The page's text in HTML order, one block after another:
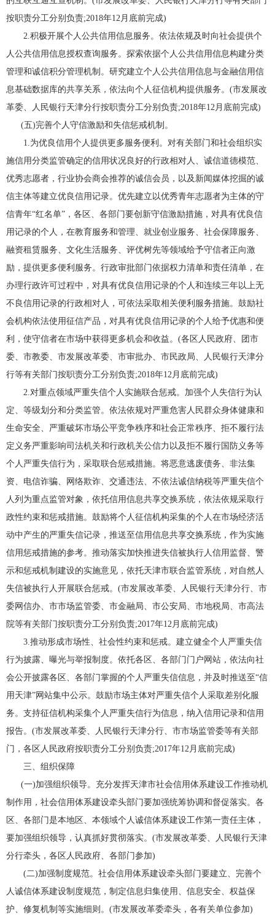
按职责分工分别负责;2018年12月底前完成)
2.积极开展个人公共信用信息服务。依法依规及时向社会提供个
人公共信用信息授权查询服务。探索依据个人公共信用信息构建分类
管理和诚信积分管理机制。研究建立个人公共信用信息与金融信用信
息基础数据库的共享关系，依法向个人征信机构提供服务。(市发展改
革委、人民银行天津分行按职责分工分别负责;2018年12月底前完成)
(五)完善个人守信激励和失信惩戒机制。
1.为优良信用个人提供更多服务便利。对有关部门和社会组织实
施信用分类监管确定的信用状况良好的行政相对人、诚信道德模范、
优秀志愿者，行业协会商会推荐的诚信会员，以及新闻媒体挖掘的诚
信主体等建立优良信用记录。优先建立以优秀青年志愿者为主体的守
信青年“红名单”，各区、各部门要创新守信激励措施，对具有优良信
用记录的个人，在教育服务和管理、就业创业服务、社会保障服务、
融资租赁服务、文化生活服务、评优树先等领域给予守信者正向激
励，提供更多便利服务。行政审批部门依据权力清单和责任清单，在
办理行政许可过程中，对具有优良信用记录的个人和连续三年以上无
不良信用记录的行政相对人，可依法采取相关便利服务措施。鼓励社
会机构依法使用征信产品，对具有优良信用记录的个人给予优惠和便
利，使守信者在市场中获得更多机会和收益。(各区人民政府、团市
委、市教委、市发展改革委、市审批办、市民政局、人民银行天津分
行等有关部门按职责分工分别负责;2018年12月底前完成)
2.对重点领域严重失信个人实施联合惩戒。加强个人失信行为认
定、等级划分和分类监管。依法依规对严重危害人民群众身体健康和
生命安全、严重破坏市场公平竞争秩序和社会正常秩序、拒不履行法
定义务严重影响司法机关和行政机关公信力以及拒不履行国防义务等
个人严重失信行为，采取联合惩戒措施。将恶意逃废债务、非法集
资、电信诈骗、网络欺诈、交通违法、不依法诚信纳税等严重失信个
人列为重点监管对象，依托信用信息共享交换系统，依法依规采取行
政性约束和惩戒措施。鼓励将个人征信机构采集的个人在市场经济活
动中产生的严重失信记录，推送至信用信息共享交换系统，作为实施
信用惩戒措施的参考。推动落实加快推进失信被执行人信用监督、警
示和惩戒机制建设的实施意见，依托天津市联合监管系统，对自然人
失信被执行人开展联合惩戒。(市发展改革委、人民银行天津分行、市
委网信办、市市场监管委、市金融局、市公安局、市地税局、市高法
院等有关部门按职责分工分别负责;2017年12月底前完成)
3.推动形成市场性、社会性约束和惩戒。建立健全个人严重失信
行为披露、曝光与举报制度。依托各区、各部门门户网站，依法向社
会公开披露各区、各部门掌握的个人严重失信信息，并及时推送至“信
用天津”网站集中公示。鼓励市场主体对严重失信个人采取差别化服
务。支持征信机构采集个人严重失信行为信息，纳入信用记录和信用
报告。(市发展改革委、人民银行天津分行、市市场监管委等有关部
门，各区人民政府按职责分工分别负责;2017年12月底前完成)
三、组织保障
(一)加强组织领导。充分发挥天津市社会信用体系建设工作推动机
制作用，社会信用体系建设牵头部门要加强统筹协调和督促落实。各
区、各部门是本地区、本领域个人诚信体系建设工作第一责任主体，
要加强组织领导，认真抓好贯彻落实。(市发展改革委、人民银行天津
分行牵头，各区人民政府、各部门参加)
(二)加强制度规范。社会信用体系建设牵头部门要建立、完善个
人诚信体系建设制度规范，制定信息归集使用、信息安全、权益保
护、修复机制等实施细则。(市发展改革委牵头，各有关单位参加)